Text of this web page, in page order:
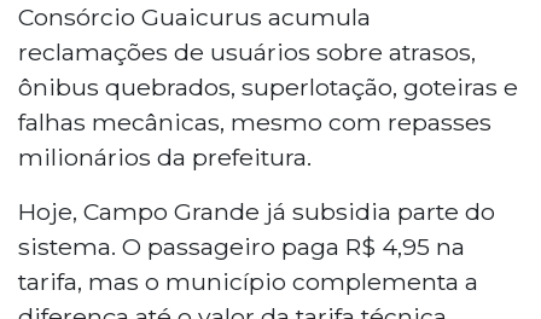
Consórcio Guaicurus acumula
reclamações de usuários sobre atrasos,
ônibus quebrados, superlotação, goteiras e
falhas mecânicas, mesmo com repasses
milionários da prefeitura.
Hoje, Campo Grande já subsidia parte do
sistema. O passageiro paga R$ 4,95 na
tarifa, mas o município complementa a